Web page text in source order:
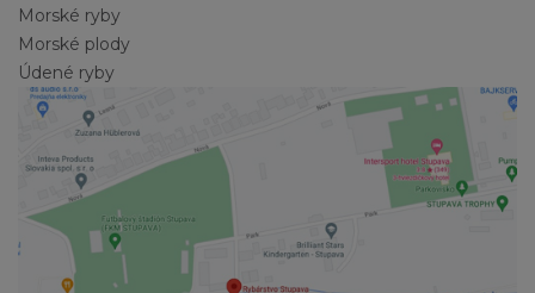
Morské ryby
Morské plody
Údené ryby